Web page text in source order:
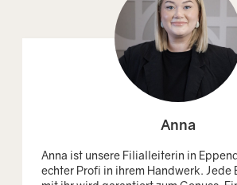
Anna
Anna ist unsere Filialleiterin in
echter Profi in ihrem Handwerk. Jede